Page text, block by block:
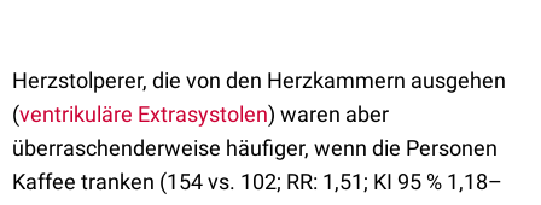
Herzstolperer, die von den Herzkammern ausgehen
(ventrikuläre Extrasystolen) waren aber
überraschenderweise häufiger, wenn die Personen
Kaffee tranken (154 vs. 102; RR: 1,51; KI 95 % 1,18–